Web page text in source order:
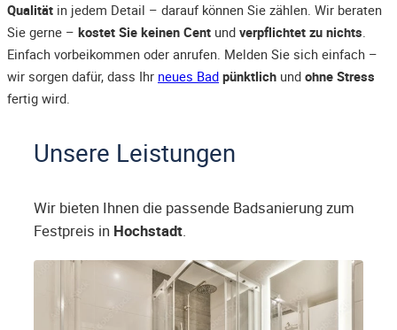
Qualität in jedem Detail – darauf können Sie zählen. Wir beraten
Sie gerne – kostet Sie keinen Cent und verpflichtet zu nichts.
Einfach vorbeikommen oder anrufen. Melden Sie sich einfach –
wir sorgen dafür, dass Ihr neues Bad pünktlich und ohne Stress
fertig wird.
Unsere Leistungen
Wir bieten Ihnen die passende Badsanierung zum
Festpreis in Hochstadt.